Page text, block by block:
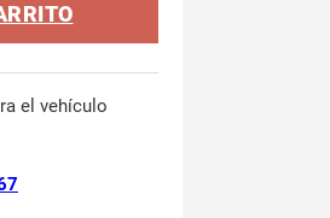
el vehículo